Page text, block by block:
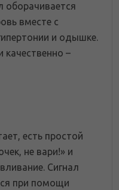
оборачивается
вместе с
и одышке.
качественно –
есть простой
не вари!» и
Сигнал
при помощи